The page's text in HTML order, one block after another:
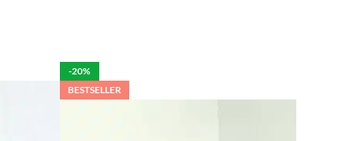
voor de eventuele schade aan het product.
week in rekening brengen.
-20%
BESTSELLER